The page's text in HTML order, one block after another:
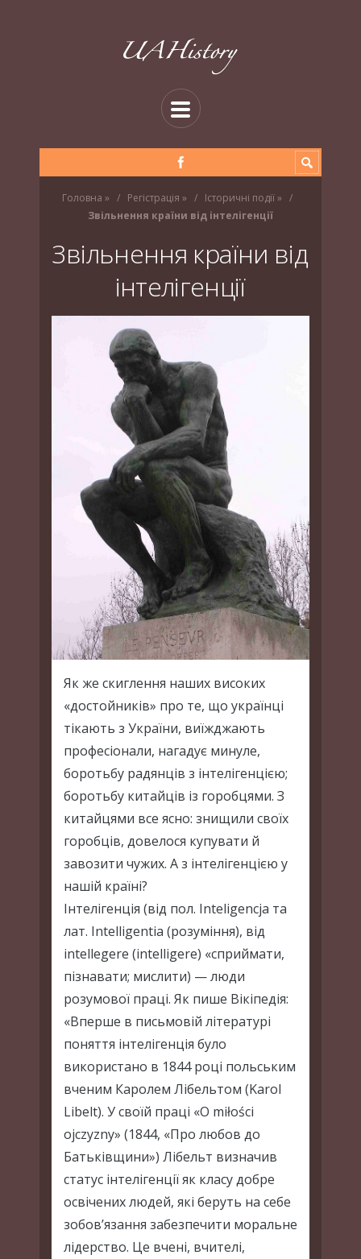
Головна » Регістрація » Історичні події»
Звільнення країни від інтелігенції
Звільнення країни від
інтелігенції
Як же скиглення наших високих
«достойників» про те, що українці
тікають з України, виїжджають
професіонали, нагадує минуле,
боротьбу радянців з інтелігенцією;
боротьбу китайців із горобцями. З
китайцями все ясно: знищили своїх
горобців, довелося купувати й
завозити чужих. А з інтелігенцією у
нашій країні?
Інтелігенція (від пол. Inteligencja та
лат. Intelligentia (розуміння), від
intellegere (intelligere) «сприймати,
пізнавати; мислити) — люди
розумової праці. Як пише Вікіпедія:
«Вперше в письмовій літературі
поняття інтелігенція було
використано в 1844 році польським
вченим Каролем Лібельтом (Karol
Libelt). У своїй праці «O miłości
ojczyzny» (1844, «Про любов до
Батьківщини») Лібельт визначив
статус інтелігенції як класу добре
освічених людей, які беруть на себе
зобов’язання забезпечити моральне
лідерство. Це вчені, вчителі,